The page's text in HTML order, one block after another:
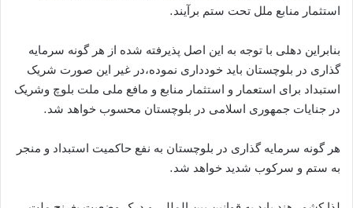
استثمار منابع ملل تحت ستم برآیند.
بنابراین دهلی با توجه به این اصل پذیرفته شده از هر گونه سرمایه
گذاری در بلوچستان باید خودداری نموده،در غیر این صورت شریک
استبداد برای استعمار و استثمار منابع و مافع ملی ملت بلوچ وشریک
در جنایات جمهوری اسلامی در بلوچستان محسوب خواهد شد.
هر گونه سرمایه گذاری در بلوچستان به نفع حاکمیت استبداد و منجر
به ستم و سرکوب شدید خواهد شد.